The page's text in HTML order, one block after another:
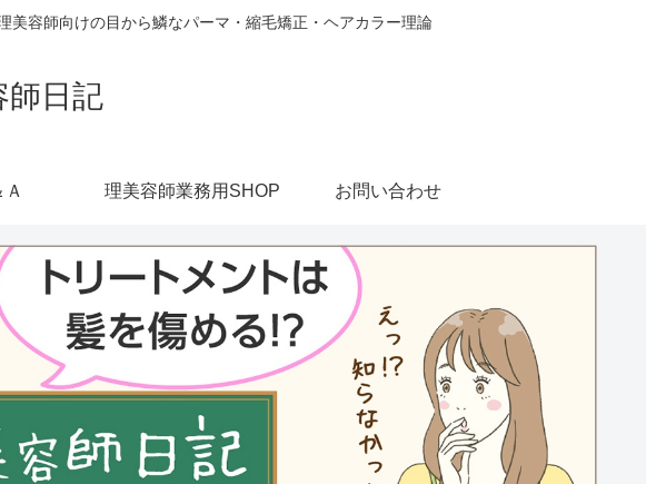
美容師向けの目から鱗なパーマ・縮毛矯正・ヘアカラー理論
師日記
Ａ 理美容師業務用SHOP お問い合わせ